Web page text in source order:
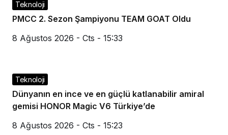
Teknoloji
PMCC 2. Sezon Şampiyonu TEAM GOAT Oldu
8 Ağustos 2026 - Cts - 15:33
Teknoloji
Dünyanın en ince ve en güçlü katlanabilir amiral
gemisi HONOR Magic V6 Türkiye’de
8 Ağustos 2026 - Cts - 15:23